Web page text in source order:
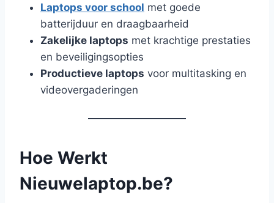
Laptops voor school met goede
batterijduur en draagbaarheid
Zakelijke laptops met krachtige prestaties
en beveiligingsopties
Productieve laptops voor multitasking en
videovergaderingen
Hoe Werkt
Nieuwelaptop.be?